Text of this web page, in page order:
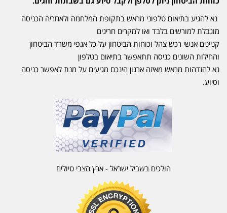
נא להגיע בתיאום טלפוני מראש בתקופת המלחמה ולאחריה הכניסה
מוגבלת למורשים בלבד ואו למקרים חריגים
קניינים אנשי רכש צהל וכוחות הביטחון על כל אגפי משרד הביטחון
והחילות השונים כניסה תתאפשר בתיאום בטלפון
נא להזדהות מראש מאיזה ארגון הינכם מגיעים על מנת לאפשר כניסה
וסיוע.
הולכים בשביל ישראל - ארץ הצבי טיולים